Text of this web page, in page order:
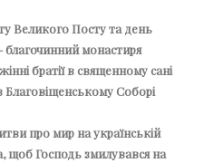
Великого Посту та день
благочинний монастиря
братії в священному сані
Благовіщенському Соборі
про мир на українській
щоб Господь змилувався на